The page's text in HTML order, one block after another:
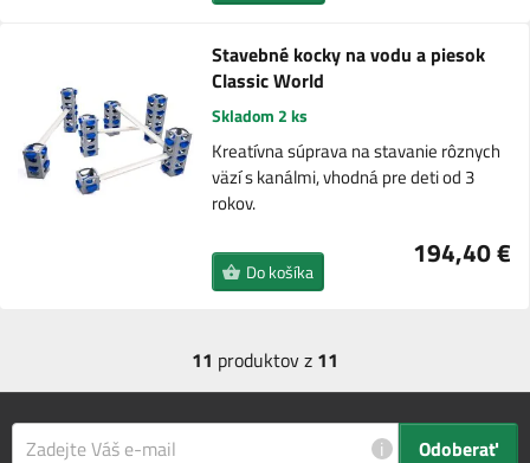
Stavebné kocky na vodu a piesok
Classic World
Skladom 2 ks
Kreatívna súprava na stavanie rôznych
väzí s kanálmi, vhodná pre deti od 3
rokov.
194,40 €
Do košíka
11 produktov z 11
i Odoberať